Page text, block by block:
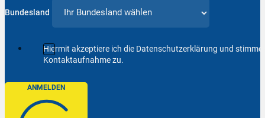
Bundesland
Hiermit akzeptiere ich die Datenschutzerklärung und
Kontaktaufnahme zu.
ANMELDEN